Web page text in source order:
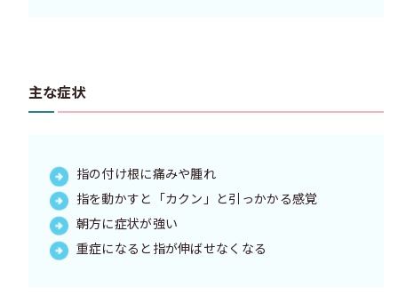
主な症状
指の付け根に痛みや腫れ
指を動かすと「カクン」と引っかかる感覚
朝方に症状が強い
重症になると指が伸ばせなくなる